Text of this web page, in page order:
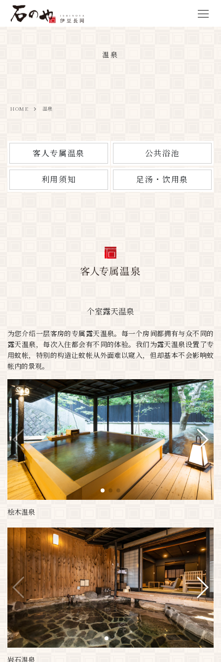
温泉
HOME 温泉
客人专属温泉 公共浴池
利用须知 足汤・饮用泉
个室露天温泉
为您介绍一层客房的专属露天温泉。每一个房间都拥有与众不同的
露天温泉，每次入住都会有不同的体验。我们为露天温泉设置了专
用蚊帐，特别的构造让蚊帐从外面难以窥入，但却基本不会影响蚊
帐内的景观。
桧木温泉
岩石温泉